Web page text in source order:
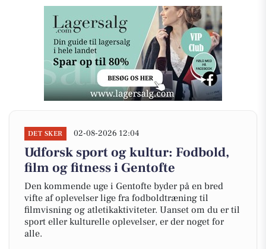
DET SKER 02-08-2026 12:04
Udforsk sport og kultur: Fodbold,
film og fitness i Gentofte
Den kommende uge i Gentofte byder på en bred
vifte af oplevelser lige fra fodboldtræning til
filmvisning og atletikaktiviteter. Uanset om du er til
sport eller kulturelle oplevelser, er der noget for
alle.